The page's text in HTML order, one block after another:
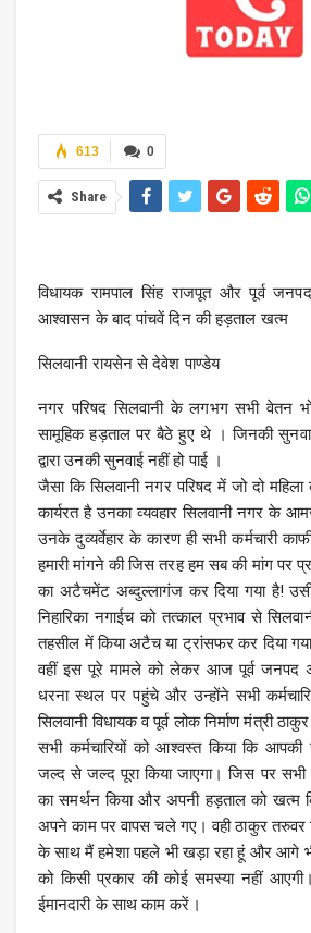
0
613
Share
विधायक रामपाल सिंह राजपूत और पूर्व
आश्वासन के बाद पांचवें दिन की हड़ताल खत्म
सिलवानी रायसेन से देवेश पाण्डेय
नगर परिषद सिलवानी के लगभग सभी वेतन
सामूहिक हड़ताल पर बैठे हुए थे । जिनकी
द्वारा उनकी सुनवाई नहीं हो पाई ।
जैसा कि सिलवानी नगर परिषद में जो दो महिला
कार्यरत है उनका व्यवहार सिलवानी नगर के
उनके दुव्यर्वेहार के कारण ही सभी कर्मचारी
हमारी मांगने की जिस तरह हम सब की मांग पर
का अटैचमेंट अब्दुल्लागंज कर दिया गया है! उसी
निहारिका नगाईच को तत्काल प्रभाव से
तहसील में किया अटैच या ट्रांसफर कर दिया
वहीं इस पूरे मामले को लेकर आज पूर्व जनपद
धरना स्थल पर पहुंचे और उन्होंने सभी
सिलवानी विधायक व पूर्व लोक निर्माण मंत्री
सभी कर्मचारियों को आश्वस्त किया कि
जल्द से जल्द पूरा किया जाएगा। जिस पर सभी
का समर्थन किया और अपनी हड़ताल को खत्म
अपने काम पर वापस चले गए। वही ठाकुर
के साथ मैं हमेशा पहले भी खड़ा रहा हूं और आगे
को किसी प्रकार की कोई समस्या नहीं
ईमानदारी के साथ काम करें।